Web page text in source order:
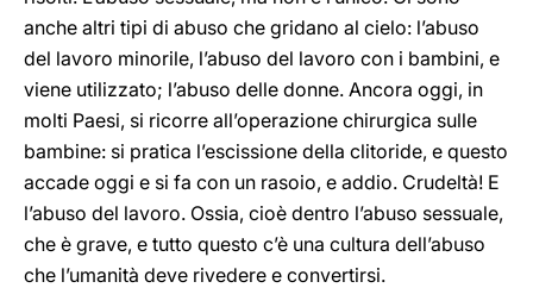
anche altri tipi di abuso che gridano al cielo: l’abuso
del lavoro minorile, l’abuso del lavoro con i bambini, e
viene utilizzato; l’abuso delle donne. Ancora oggi, in
molti Paesi, si ricorre all’operazione chirurgica sulle
bambine: si pratica l’escissione della clitoride, e questo
accade oggi e si fa con un rasoio, e addio. Crudeltà! E
l’abuso del lavoro. Ossia, cioè dentro l’abuso sessuale,
che è grave, e tutto questo c’è una cultura dell’abuso
che l’umanità deve rivedere e convertirsi.